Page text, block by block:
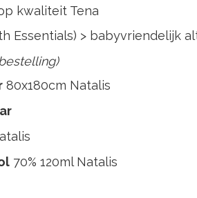
kwaliteit Tena
Essentials) > babyvriendelijk
80x180cm Natalis
70% 120ml Natalis